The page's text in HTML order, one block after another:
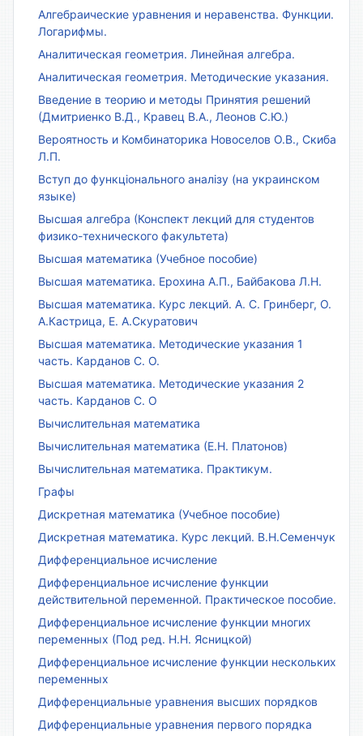
Алгебраические уравнения и неравенства. Функции.
Логарифмы.
Аналитическая геометрия. Линейная алгебра.
Аналитическая геометрия. Методические указания.
Введение в теорию и методы Принятия решений
(Дмитриенко В.Д., Кравец В.А., Леонов С.Ю.)
Вероятность и Комбинаторика Новоселов О.В., Скиба
Л.П.
Вступ до функціонального аналізу (на украинском
языке)
Высшая алгебра (Конспект лекций для студентов
физико-технического факультета)
Высшая математика (Учебное пособие)
Высшая математика. Ерохина А.П., Байбакова Л.Н.
Высшая математика. Курс лекций. А. С. Гринберг, О.
А.Кастрица, Е. А.Скуратович
Высшая математика. Методические указания 1
часть. Карданов С. О.
Высшая математика. Методические указания 2
часть. Карданов С. О
Вычислительная математика
Вычислительная математика (Е.Н. Платонов)
Вычислительная математика. Практикум.
Графы
Дискретная математика (Учебное пособие)
Дискретная математика. Курс лекций. В.Н.Семенчук
Дифференциальное исчисление
Дифференциальное исчисление функции
действительной переменной. Практическое пособие.
Дифференциальное исчисление функции многих
переменных (Под ред. Н.Н. Ясницкой)
Дифференциальное исчисление функции нескольких
переменных
Дифференциальные уравнения высших порядков
Дифференциальные уравнения первого порядка